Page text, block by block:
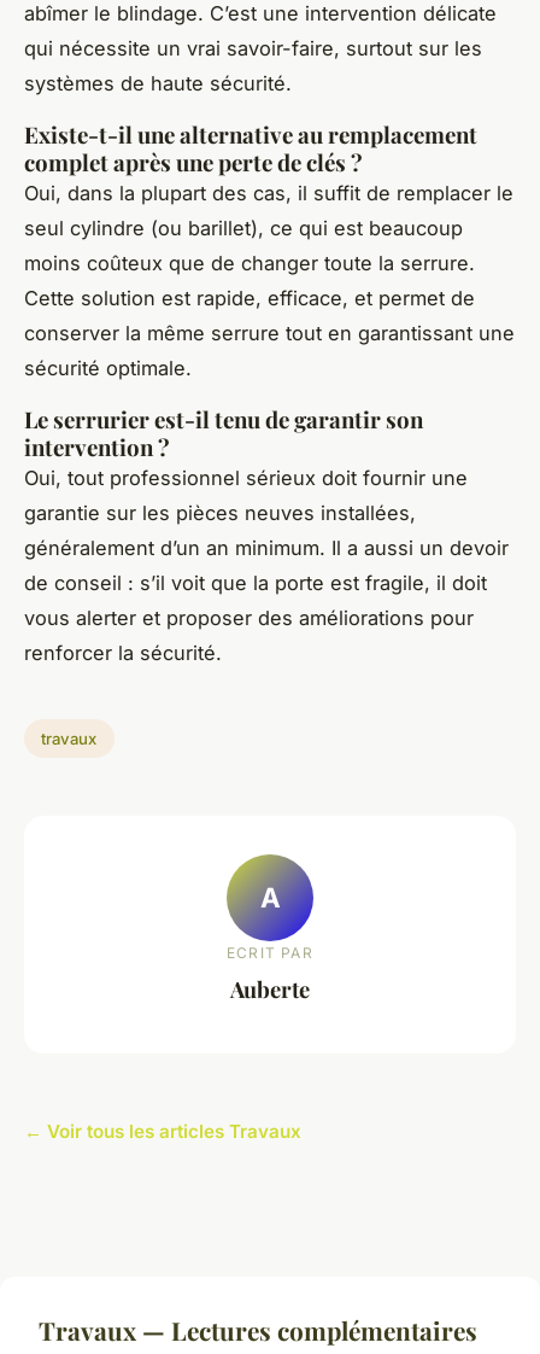
abîmer le blindage. C’est une intervention délicate
qui nécessite un vrai savoir-faire, surtout sur les
systèmes de haute sécurité.
Existe-t-il une alternative au remplacement
complet après une perte de clés ?
Oui, dans la plupart des cas, il suffit de remplacer le
seul cylindre (ou barillet), ce qui est beaucoup
moins coûteux que de changer toute la serrure.
Cette solution est rapide, efficace, et permet de
conserver la même serrure tout en garantissant une
sécurité optimale.
Le serrurier est-il tenu de garantir son
intervention ?
Oui, tout professionnel sérieux doit fournir une
garantie sur les pièces neuves installées,
généralement d’un an minimum. Il a aussi un devoir
de conseil : s’il voit que la porte est fragile, il doit
vous alerter et proposer des améliorations pour
renforcer la sécurité.
travaux
A
ECRIT PAR
Auberte
← Voir tous les articles Travaux
Travaux — Lectures complémentaires